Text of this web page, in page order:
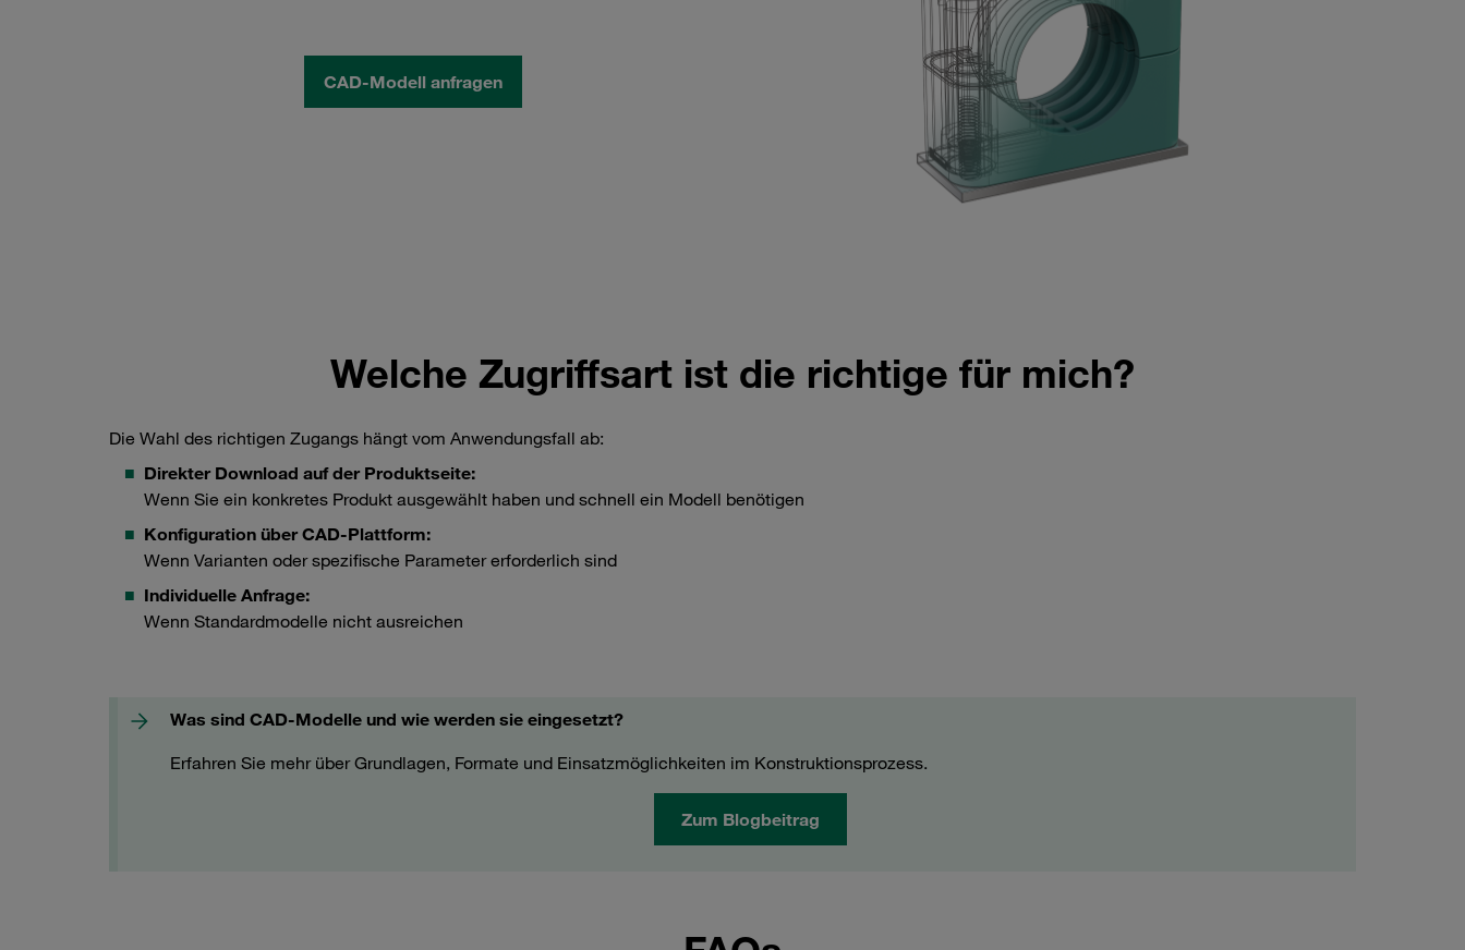
CAD-Modell anfragen
Welche Zugriffsart ist die richtige für mich?
Die Wahl des richtigen Zugangs hängt vom Anwendungsfall ab:
Direkter Download auf der Produktseite:
Wenn Sie ein konkretes Produkt ausgewählt haben und schnell ein Modell benötigen
Konfiguration über CAD-Plattform:
Wenn Varianten oder spezifische Parameter erforderlich sind
Individuelle Anfrage:
Wenn Standardmodelle nicht ausreichen
Was sind CAD-Modelle und wie werden sie eingesetzt?
Erfahren Sie mehr über Grundlagen, Formate und Einsatzmöglichkeiten im Konstruktionsprozess.
Zum Blogbeitrag